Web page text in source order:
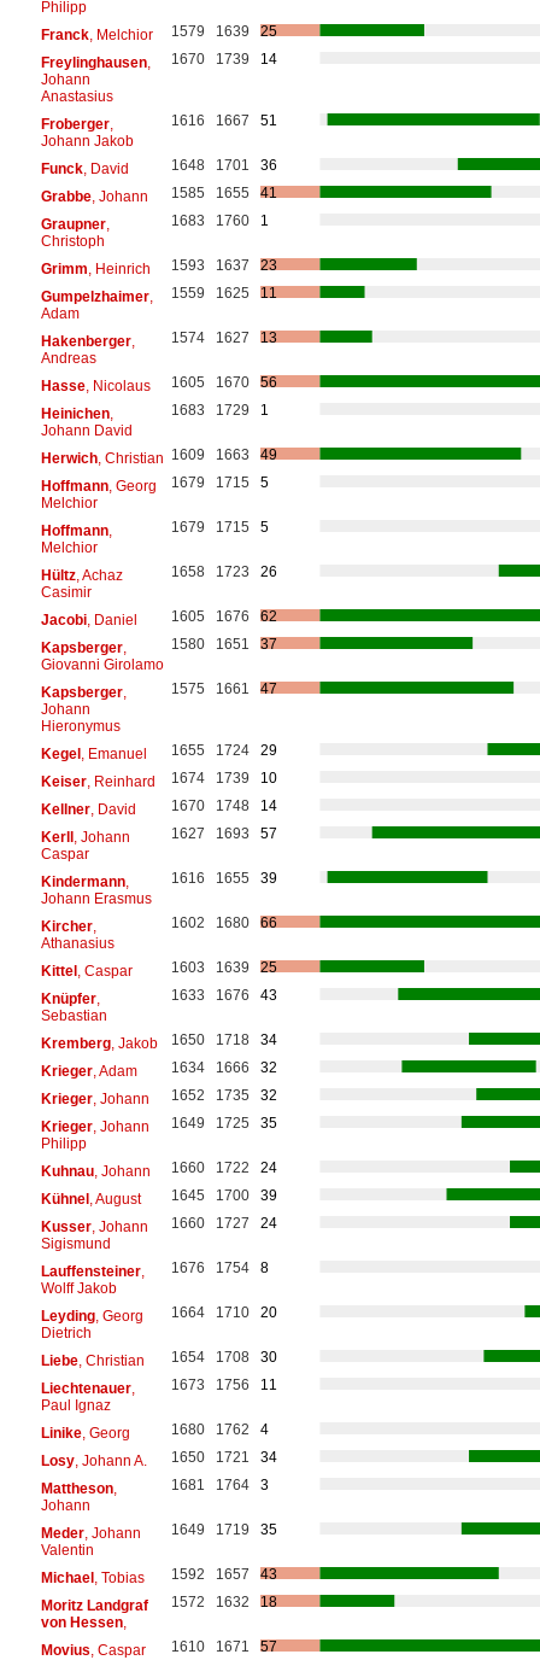
Philipp
Franck, Melchior 1579 1639
25
Freylinghausen,
Johann
Anastasius
1670 1739 14
Froberger,
Johann Jakob
1616 1667 51
Funck, David 1648 1701
36
Grabbe, Johann 1585 1655
41
Graupner,
Christoph
1683 1760 1
Grimm , Heinrich 1593 1637
23
Gumpelzhaimer,
Adam
1559 1625 11
Hakenberger,
Andreas
1574 1627 13
Hasse, Nicolaus 1605 1670
56
Heinichen,
Johann David
1683 1729 1
Herwich, Christian 1609 1663
49
Hoffmann, Georg
Melchior
1679 1715 5
Hoffmann,
Melchior
1679 1715 5
Hültz, Achaz
Casimir
1658 1723 26
Jacobi, Daniel 1605 1676
62
Kapsberger,
Giovanni Girolamo
1580 1651 37
Kapsberger,
Johann
Hieronymus
1575 1661 47
Kegel, Emanuel 1655 1724
29
Keiser, Reinhard 1674 1739
10
Kellner, David 1670 1748
14
Kerll, Johann
Caspar
1627 1693 57
Kindermann,
Johann Erasmus
1616 1655 39
Kircher,
Athanasius
1602 1680 66
Kittel, Caspar 1603 1639
25
Knüpfer,
Sebastian
1633 1676 43
Kremberg, Jakob 1650 1718
34
Krieger, Adam 1634 1666
32
Krieger, Johann 1652 1735
32
Krieger, Johann
Philipp
1649 1725 35
Kuhnau, Johann 1660 1722
24
Kühnel, August 1645 1700
39
Kusser, Johann
Sigismund
1660 1727 24
Lauffensteiner,
Wolff Jakob
1676 1754 8
Leyding, Georg
Dietrich
1664 1710 20
Liebe, Christian 1654 1708
30
Liechtenauer,
Paul Ignaz
1673 1756 11
Linike, Georg 1680 1762
4
Losy, Johann A. 1650 1721
34
Mattheson,
Johann
1681 1764 3
Meder, Johann
Valentin
1649 1719 35
Michael, Tobias 1592 1657
43
Moritz Landgraf
von Hessen,
1572 1632 18
Movius , Caspar 1610 1671
57